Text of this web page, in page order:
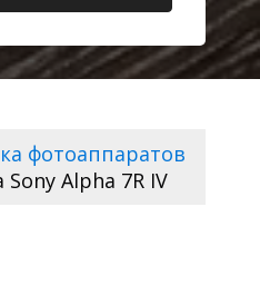
фотоаппаратов
Sony Alpha 7R IV